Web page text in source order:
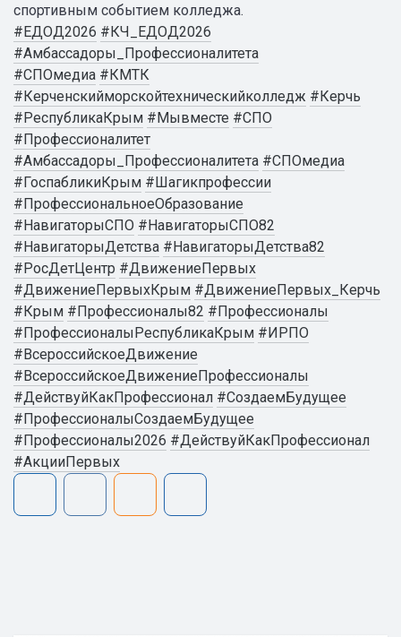
спортивным событием колледжа.
#ЕДОД2026 #КЧ_ЕДОД2026
#Амбассадоры_Профессионалитета
#СПОмедиа #КМТК
#Керченскийморскойтехническийколледж #Керчь
#РеспубликаКрым #Мывместе #СПО
#Профессионалитет
#Амбассадоры_Профессионалитета #СПОмедиа
#ГоспабликиКрым #Шагикпрофессии
#ПрофессиональноеОбразование
#НавигаторыСПО #НавигаторыСПО82
#НавигаторыДетства #НавигаторыДетства82
#РосДетЦентр #ДвижениеПервых
#ДвижениеПервыхКрым #ДвижениеПервых_Керчь
#Крым #Профессионалы82 #Профессионалы
#ПрофессионалыРеспубликаКрым #ИРПО
#ВсероссийскоеДвижение
#ВсероссийскоеДвижениеПрофессионалы
#ДействуйКакПрофессионал #СоздаемБудущее
#ПрофессионалыСоздаемБудущее
#Профессионалы2026 #ДействуйКакПрофессионал
#АкцииПервых